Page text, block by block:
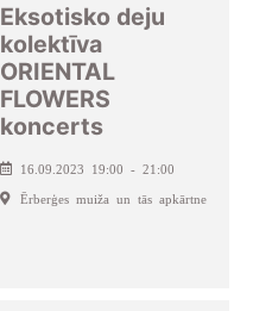
Eksotisko deju
kolektīva
ORIENTAL
FLOWERS
koncerts
16.09.2023 19:00 - 21:00
Ērberģes muiža un tās apkārtne